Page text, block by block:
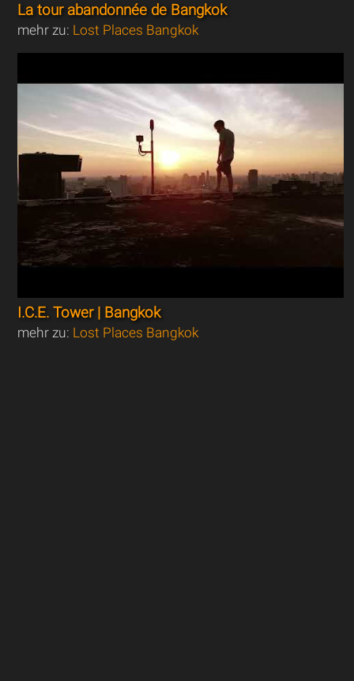
La tour abandonnée de Bangkok
mehr zu: Lost Places Bangkok
I.C.E. Tower | Bangkok
mehr zu: Lost Places Bangkok